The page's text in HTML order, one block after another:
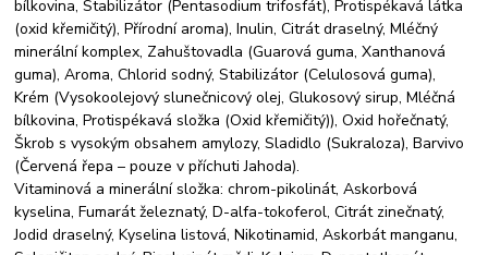
bílkovina, Stabilizátor (Pentasodium trifosfát), Protispékavá látka
(oxid křemičitý), Přírodní aroma), Inulin, Citrát draselný, Mléčný
minerální komplex, Zahuštovadla (Guarová guma, Xanthanová
guma), Aroma, Chlorid sodný, Stabilizátor (Celulosová guma),
Krém (Vysokoolejový slunečnicový olej, Glukosový sirup, Mléčná
bílkovina, Protispékavá složka (Oxid křemičitý)), Oxid hořečnatý,
Škrob s vysokým obsahem amylozy, Sladidlo (Sukraloza), Barvivo
(Červená řepa – pouze v příchuti Jahoda).
Vitaminová a minerální složka: chrom-pikolinát, Askorbová
kyselina, Fumarát železnatý, D-alfa-tokoferol, Citrát zinečnatý,
Jodid draselný, Kyselina listová, Nikotinamid, Askorbát manganu,